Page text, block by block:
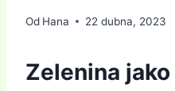
Od Hana 22 dubna, 2023
Zelenina